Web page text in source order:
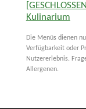
[GESCHLOSSEN]
Kulinarium
Die Menüs dienen
Verfügbarkeit oder
Nutzererlebnis.
Allergenen.